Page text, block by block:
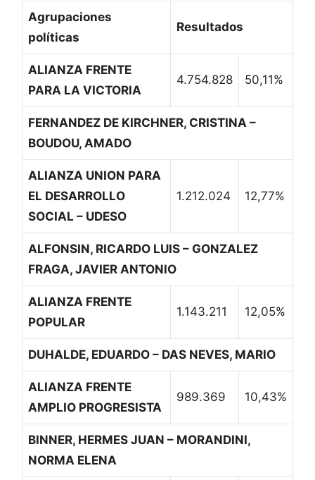
Agrupaciones
políticas
Resultados
ALIANZA FRENTE
PARA LA VICTORIA
4.754.828 50,11%
FERNANDEZ DE KIRCHNER, CRISTINA –
BOUDOU, AMADO
ALIANZA UNION PARA
EL DESARROLLO
SOCIAL – UDESO
1.212.024 12,77%
ALFONSIN, RICARDO LUIS – GONZALEZ
FRAGA, JAVIER ANTONIO
ALIANZA FRENTE
POPULAR
1.143.211 12,05%
DUHALDE, EDUARDO – DAS NEVES, MARIO
ALIANZA FRENTE
AMPLIO PROGRESISTA
989.369 10,43%
BINNER, HERMES JUAN – MORANDINI,
NORMA ELENA